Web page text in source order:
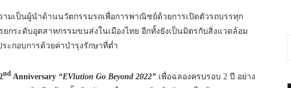
เป็นผู้นำด้านนวัตกรรมรถเพื่อการพาณิชย์ด้วยการเปิดตัวรถบรรทุก
ยกระดับอุตสาหกรรมขนส่งในเมืองไทย อีกทั้งยังเป็นมิตรกับสิ่งแวดล้อม
ะกอบการด้วยค่าบำรุงรักษาที่ต่ำ
nd Anniversary “EVlution Go Beyond 2022” เพื่อฉลองครบรอบ 2 ปี อย่าง